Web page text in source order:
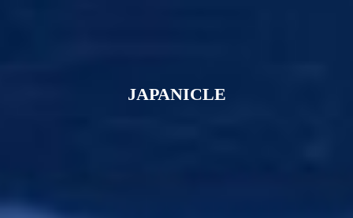
JAPANICLE